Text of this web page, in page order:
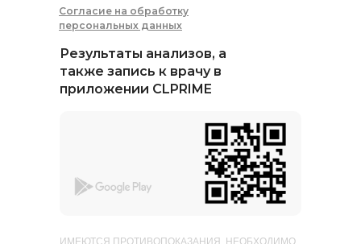
Перова Маргарита
Юрьевна
интерпретатор данных NGS,
медицинских генетиков, член
Российского общества
Результаты анализов, а
также запись к врачу в
приложении CLPRIME
Согласие на обработку
персональных данных